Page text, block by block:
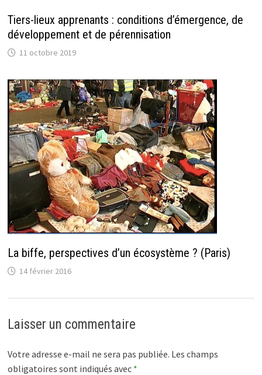
Tiers-lieux apprenants : conditions d’émergence, de
développement et de pérennisation
11 octobre 2019
La biffe, perspectives d’un écosystème ? (Paris)
14 février 2016
Laisser un commentaire
Votre adresse e-mail ne sera pas publiée. Les champs
obligatoires sont indiqués avec *